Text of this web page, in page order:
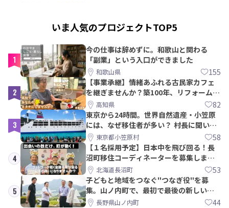
いま人気のプロジェクトTOP5
1
今の仕事は辞めずに。和歌山と関わる
「副業」という入口ができました
和歌山県 155
2
【事業承継】情緒あふれる古民家カフェ
を継ぎませんか？築100年、リフォームか
ら約10年！
高知県 82
3
東京から24時間。世界自然遺産・小笠原
には、なぜ移住者が多い？ 村長に聞いて
みた東京都小笠原村 58
4
【１名採用予定】日本中を飛び回る！長
沼町移住コーディネーターを募集しま
す！北海道長沼町 53
5
子どもと地域をつなぐ"つなぎ役"を募
集。山ノ内町で、最初で最後の新しい学
校づくりを一緒に
長野県山ノ内町 44